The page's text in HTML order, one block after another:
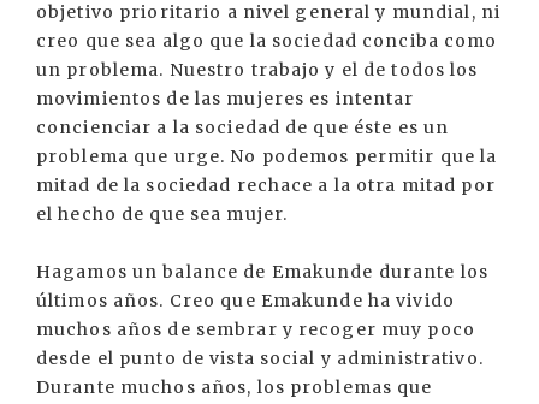
objetivo prioritario a nivel general y mundial, ni
creo que sea algo que la sociedad conciba como
un problema. Nuestro trabajo y el de todos los
movimientos de las mujeres es intentar
concienciar a la sociedad de que éste es un
problema que urge. No podemos permitir que la
mitad de la sociedad rechace a la otra mitad por
el hecho de que sea mujer.
Hagamos un balance de Emakunde durante los
últimos años. Creo que Emakunde ha vivido
muchos años de sembrar y recoger muy poco
desde el punto de vista social y administrativo.
Durante muchos años, los problemas que